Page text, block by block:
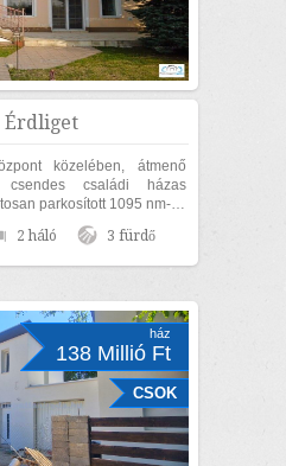
Érdliget
közelében, átmenő
csendes családi házas
parkosított 1095 nm-es
lakóterületű családi...
2 háló 3 fürdő
ház
138 Millió Ft
CSOK